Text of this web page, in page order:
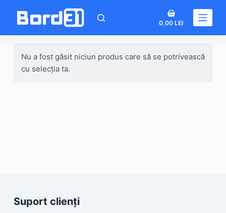
Coș
de
0,00LEI
Nu a fost găsit niciun produs care să se potrivească
cu selecția ta.
Suport clienți